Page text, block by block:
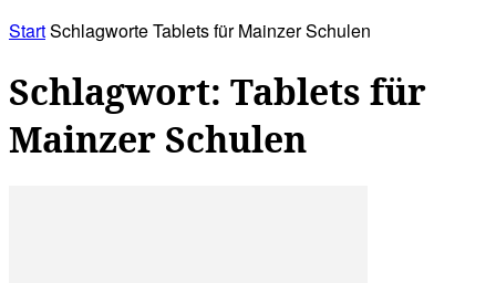
StartSchlagworteTablets für Mainzer Schulen
Schlagwort: Tablets für
Mainzer Schulen